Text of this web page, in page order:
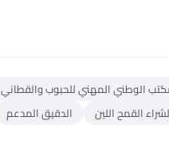
الوطني المهني للحبوب والقطاني
القمح اللين
الدقيق المدعم